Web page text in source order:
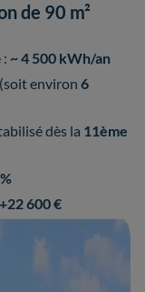
de 90 m²
~ 4 500 kWh/an
(soit environ 6
dès la 11ème
+22 600 €